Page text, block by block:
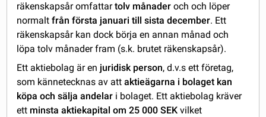
räkenskapsår omfattartolv månaderoch och löper
normaltfrån första januari till sista december. Ett
räkenskapsår kan dock börja en annan månad och
löpa tolv månader fram (s.k. brutet räkenskapsår).
Ett aktiebolag är en juridisk person, d.v.s ett företag,
som kännetecknas av attaktieägarna i bolaget kan
köpa och sälja andelar i bolaget. Ett aktiebolag kräver
ett minsta aktiekapital om 25 000 SEK vilket